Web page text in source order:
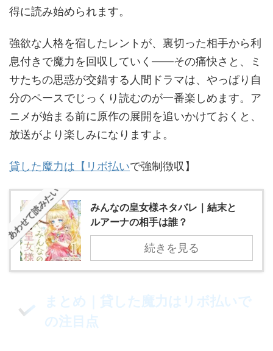
得に読み始められます。
強欲な人格を宿したレントが、裏切った相手から利
息付きで魔力を回収していく——その痛快さと、ミ
サたちの思惑が交錯する人間ドラマは、やっぱり自
分のペースでじっくり読むのが一番楽しめます。ア
ニメが始まる前に原作の展開を追いかけておくと、
放送がより楽しみになりますよ。
貸した魔力は【リボ払いで強制徴収】
あわせて読みたい
みんなの皇女様ネタバレ｜結末と
ルアーナの相手は誰？
続きを見る
まとめ｜貸した魔力はリボ払いで
の注目点